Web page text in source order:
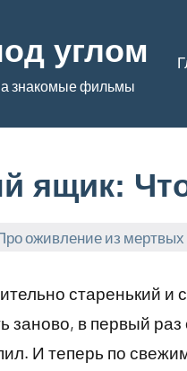
углом
знакомые фильмы
ящик:
оживление из мертвых
старенький и
заново, в первый
И теперь по